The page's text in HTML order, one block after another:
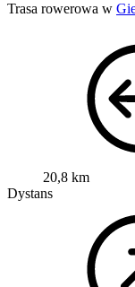
Trasa rowerowa w
20,8 km
Dystans